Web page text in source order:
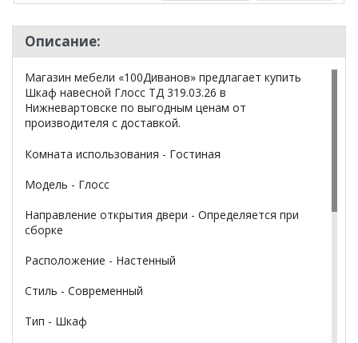
Описание:
Магазин мебели «100Диванов» предлагает купить
Шкаф навесной Глосс ТД 319.03.26 в
Нижневартовске по выгодным ценам от
производителя с доставкой.
Комната использования - Гостиная
Модель - Глосс
Направление открытия двери - Определяется при
сборке
Расположение - Настенный
Стиль - Современный
Тип - Шкаф